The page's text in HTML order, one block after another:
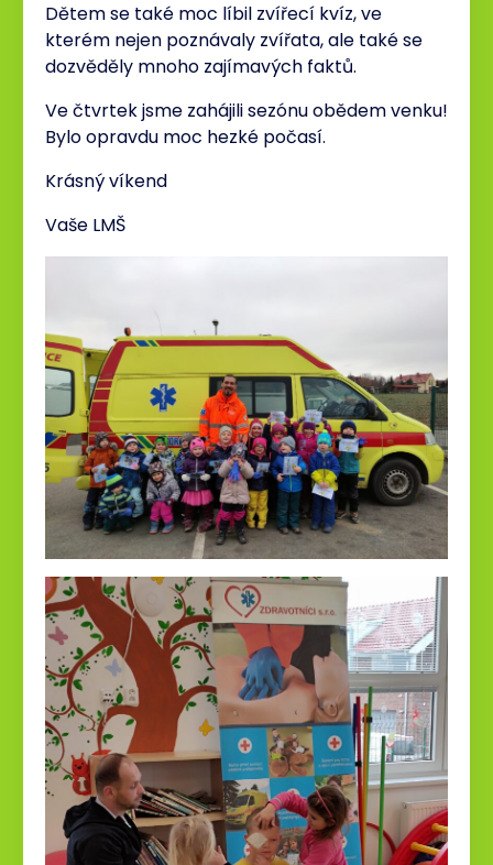
Dětem se také moc líbil zvířecí kvíz, ve
kterém nejen poznávaly zvířata, ale také se
dozvěděly mnoho zajímavých faktů.
Ve čtvrtek jsme zahájili sezónu obědem venku!
Bylo opravdu moc hezké počasí.
Krásný víkend
Vaše LMŠ